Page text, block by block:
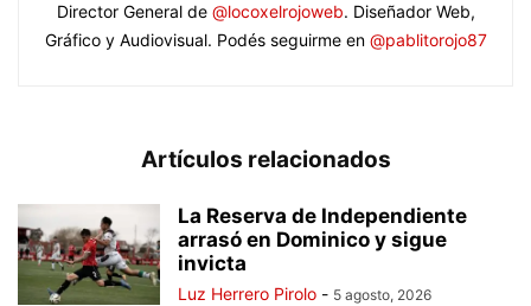
Director General de @locoxelrojoweb. Diseñador Web,
Gráfico y Audiovisual. Podés seguirme en @pablitorojo87
Artículos relacionados
La Reserva de Independiente
arrasó en Dominico y sigue
invicta
Luz Herrero Pirolo - 5 agosto, 2026